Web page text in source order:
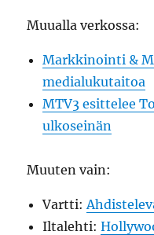
Muualla verkossa:
Markkinointi &
medialukutaitoa
MTV3 esittelee
ulkoseinän
Muuten vain:
Vartti:
Iltalehti: